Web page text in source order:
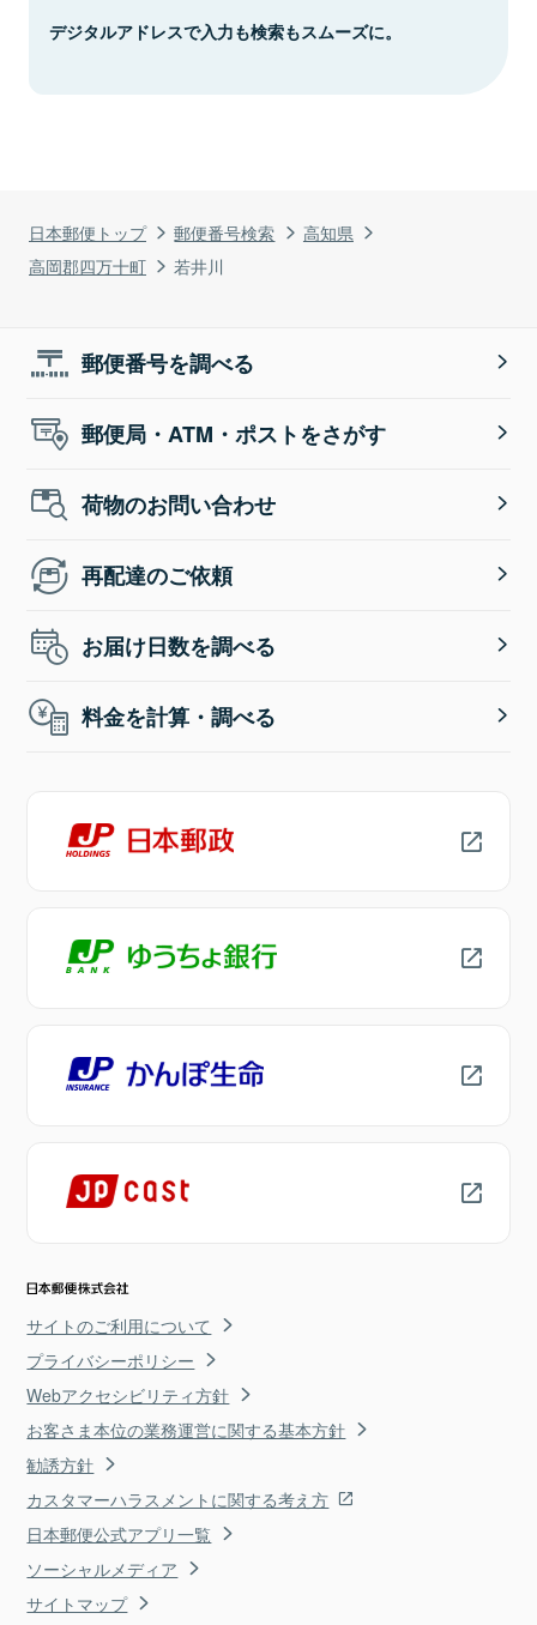
日本郵便トップ 郵便番号検索
高知県
高岡郡四万十町
若井川
デジタルアドレスで入力も検索もスムーズに。
郵便番号を調べる
郵便局・ATM・ポストをさがす
荷物のお問い合わせ
再配達のご依頼
お届け日数を調べる
料金を計算・調べる
サイトのご利用について
プライバシーポリシー
Webアクセシビリティ方針
お客さま本位の業務運営に関する基本方針
勧誘方針
カスタマーハラスメントに関する考え方
日本郵便公式アプリ一覧
ソーシャルメディア
サイトマップ